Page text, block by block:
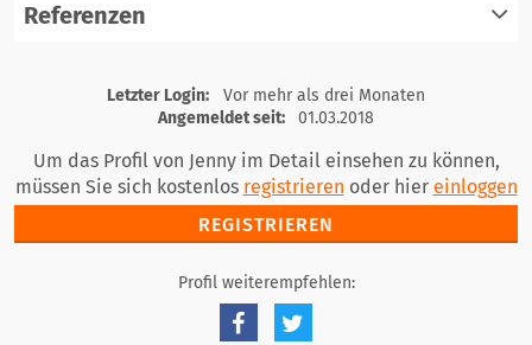
Referenzen
registrieren
einloggen
Letzter Login:
Vor mehr als drei Monaten
Angemeldet seit:
01.03.2018
Um das Profil von Jenny im Detail einsehen zu können,
müssen Sie sich kostenlos registrieren oder hier einloggen
REGISTRIEREN
Profil weiterempfehlen: